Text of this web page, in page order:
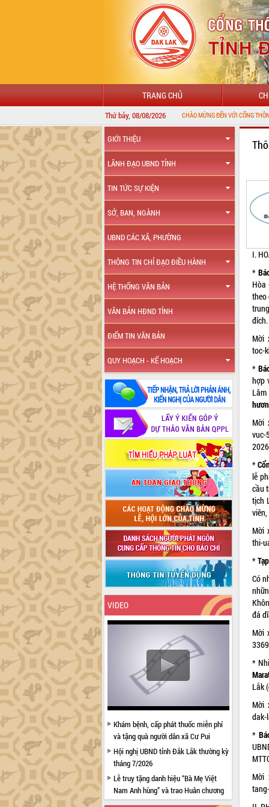
TRANG CHỦ
Thứ bảy, 08/08/2026
GIỚI THIỆU
LÃNH ĐẠO UBND TỈNH
TIN TỨC SỰ KIỆN
SỞ, BAN, NGÀNH
UBND CÁC XÃ, PHƯỜNG
THÔNG TIN CHỈ ĐẠO ĐIỀU HÀNH
HỆ THỐNG VĂN BẢN
VĂN BẢN HĐND TỈNH
ĐIỂM TIN VĂN BẢN
QUY HOẠCH - KẾ HOẠCH
VIDEO
Khám bệnh, cấp phát thuốc miễn phí
và tặng quà người dân xã Cư Pui
Hội nghị UBND tỉnh Đắk Lắk thường kỳ
tháng 7/2026
Lễ truy tặng danh hiệu “Bà Mẹ Việt
Nam Anh hùng” và trao Huân chương
Lao động
I.
*
Hòa
theo
đích.
Mời
toc-
*
hợp
Mời
vuc-
*
lễ
cầu
tịch
Mời
thi-
*
Có
đá
Mời
*
Lắk
Mời
dak-
*
Mời